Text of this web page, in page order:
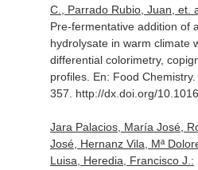
C., Parrado Rubio, Juan, et.
Pre-fermentative addition of
hydrolysate in warm climate
differential colorimetry,
profiles. En: Food Chemistry.
357. http://dx.doi.org/
Jara Palacios, María José,
José, Hernanz Vila, Mª
Luisa, Heredia, Francisco J.: